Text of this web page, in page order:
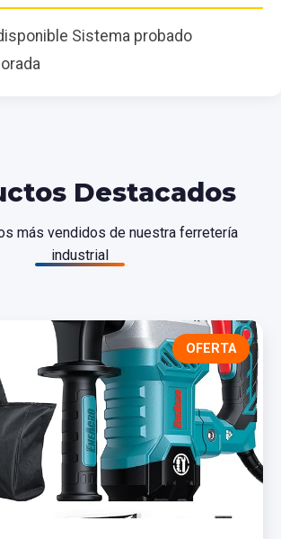
Sistema probado
Destacados
más vendidos de nuestra ferretería
industrial
OFERTA